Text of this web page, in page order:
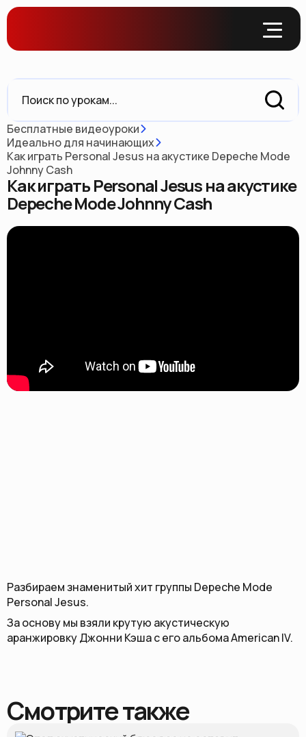
Бесплатные видеоуроки
Идеально для начинающих
Как играть Personal Jesus на акустике Depeche Mode
Johnny Cash
Как играть Personal Jesus на акустике
Depeche Mode Johnny Cash
Разбираем знаменитый хит группы Depeche Mode
Personal Jesus.
За основу мы взяли крутую акустическую
аранжировку Джонни Кэша с его альбома American IV.
Смотрите также